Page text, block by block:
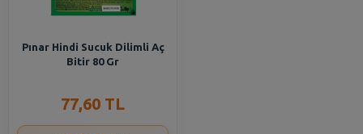
Pınar Hindi Sucuk Dilimli Aç
Bitir 80 Gr
77,60 TL